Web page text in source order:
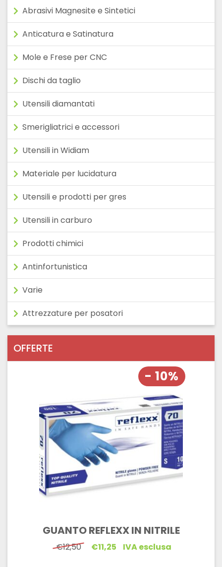
Abrasivi Magnesite e Sintetici
Anticatura e Satinatura
Mole e Frese per CNC
Dischi da taglio
Utensili diamantati
Smerigliatrici e accessori
Utensili in Widiam
Materiale per lucidatura
Utensili e prodotti per gres
Utensili in carburo
Prodotti chimici
Antinfortunistica
Varie
Attrezzature per posatori
OFFERTE
- 10%
GUANTO REFLEXX IN NITRILE
€12,50 Il
€11,25
Il IVA esclusa